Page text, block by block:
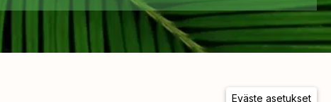
Eväste asetukset